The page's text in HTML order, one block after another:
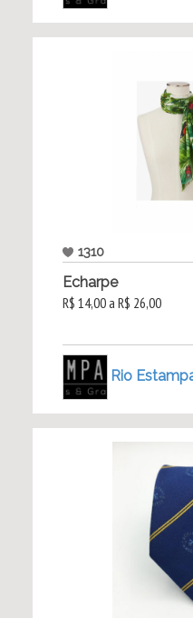
1310
Echarpe
R$ 14,00 a R$ 26,00
Rio